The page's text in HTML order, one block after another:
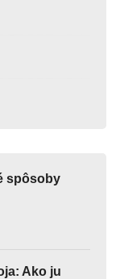
spôsoby
Ako ju